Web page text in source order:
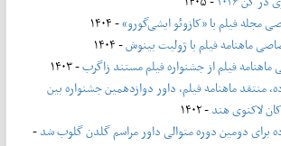
فیلم با «کازوئو ایشی‌گورو»- ۱۴۰۴
ماهنامه فیلم با ژولیت بینوش- ۱۴۰۴
فیلم از جشنواره فیلم مستند زاگرب- ۱۴۰۳
منتقد ماهنامه فیلم، داور دوازدهمین جشنواره بین
لاکنوی هند- ۱۴۰۲
برای دومین دوره متوالی داور مراسم گلدن گلوب شد-